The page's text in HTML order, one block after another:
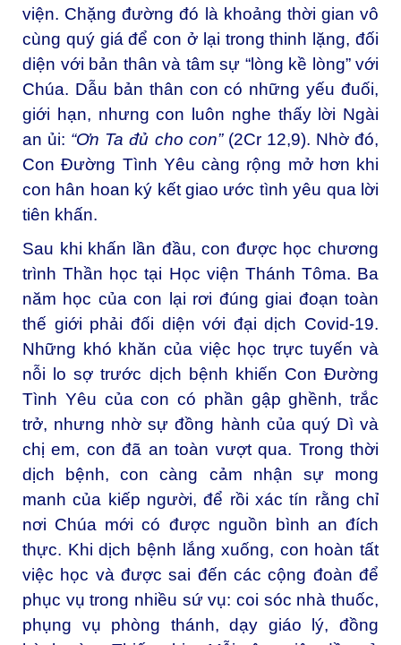
viện. Chặng đường đó là khoảng thời gian vô
cùng quý giá để con ở lại trong thinh lặng, đối
diện với bản thân và tâm sự “lòng kề lòng” với
Chúa. Dẫu bản thân con có những yếu đuối,
giới hạn, nhưng con luôn nghe thấy lời Ngài
an ủi: “Ơn Ta đủ cho con”(2Cr 12,9). Nhờ đó,
Con Đường Tình Yêu càng rộng mở hơn khi
con hân hoan ký kết giao ước tình yêu qua lời
tiên khấn.
Sau khi khấn lần đầu, con được học chương
trình Thần học tại Học viện Thánh Tôma. Ba
năm học của con lại rơi đúng giai đoạn toàn
thế giới phải đối diện với đại dịch Covid-19.
Những khó khăn của việc học trực tuyến và
nỗi lo sợ trước dịch bệnh khiến Con Đường
Tình Yêu của con có phần gập ghềnh, trắc
trở, nhưng nhờ sự đồng hành của quý Dì và
chị em, con đã an toàn vượt qua. Trong thời
dịch bệnh, con càng cảm nhận sự mong
manh của kiếp người, để rồi xác tín rằng chỉ
nơi Chúa mới có được nguồn bình an đích
thực. Khi dịch bệnh lắng xuống, con hoàn tất
việc học và được sai đến các cộng đoàn để
phục vụ trong nhiều sứ vụ: coi sóc nhà thuốc,
phụng vụ phòng thánh, dạy giáo lý, đồng